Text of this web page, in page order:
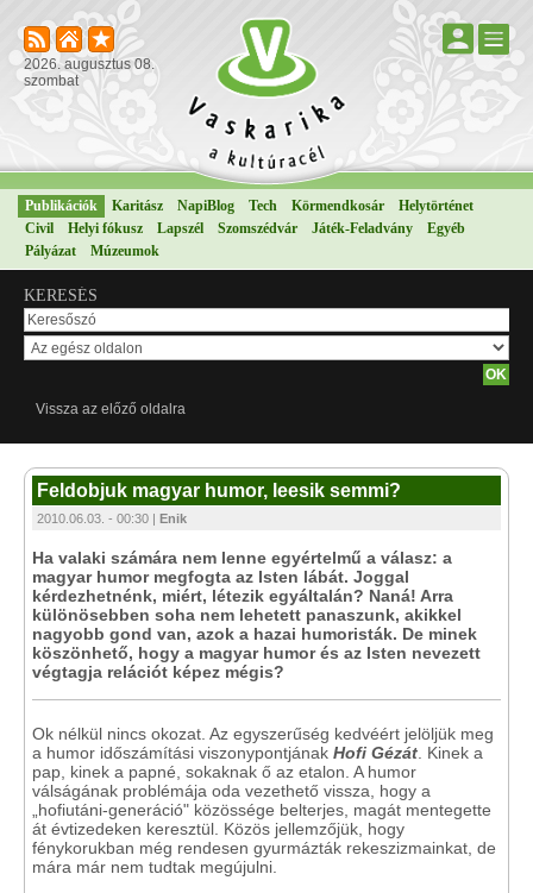
2026. augusztus 08.
szombat
Publikációk Karitász NapiBlog Tech Körmendkosár
Helytörténet
Civil
Helyi fókusz Lapszél Szomszédvár Játék-Feladvány
Egyéb
Pályázat
Múzeumok
KERESÉS
Vissza az előző oldalra
Feldobjuk magyar humor, leesik semmi?
2010.06.03. - 00:30 | Enik
Ha valaki számára nem lenne egyértelmű a válasz: a
magyar humor megfogta az Isten lábát. Joggal
kérdezhetnénk, miért, létezik egyáltalán? Naná! Arra
különösebben soha nem lehetett panaszunk, akikkel
nagyobb gond van, azok a hazai humoristák. De minek
köszönhető, hogy a magyar humor és az Isten nevezett
végtagja relációt képez mégis?
Ok nélkül nincs okozat. Az egyszerűség kedvéért jelöljük meg
a humor időszámítási viszonypontjának Hofi Gézát . Kinek a
pap, kinek a papné, sokaknak ő az etalon. A humor
válságának problémája oda vezethető vissza, hogy a
„hofiutáni-generáció" közössége belterjes, magát mentegette
át évtizedeken keresztül. Közös jellemzőjük, hogy
fénykorukban még rendesen gyurmázták rekeszizmainkat, de
mára már nem tudtak megújulni.